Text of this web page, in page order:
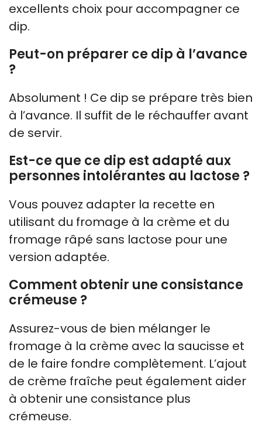
excellents choix pour accompagner ce
dip.
Peut-on préparer ce dip à l’avance
?
Absolument ! Ce dip se prépare très bien
à l’avance. Il suffit de le réchauffer avant
de servir.
Est-ce que ce dip est adapté aux
personnes intolérantes au lactose ?
Vous pouvez adapter la recette en
utilisant du fromage à la crème et du
fromage râpé sans lactose pour une
version adaptée.
Comment obtenir une consistance
crémeuse ?
Assurez-vous de bien mélanger le
fromage à la crème avec la saucisse et
de le faire fondre complètement. L’ajout
de crème fraîche peut également aider
à obtenir une consistance plus
crémeuse.